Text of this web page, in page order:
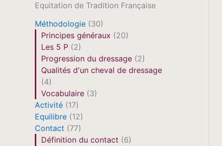
Equitation de Tradition Française
Méthodologie (30)
Principes généraux (20)
Les 5 P (2)
Progression du dressage (2)
Qualités d'un cheval de dressage
(4)
Vocabulaire (3)
Activité (17)
Equilibre (12)
Contact (77)
Définition du contact (6)